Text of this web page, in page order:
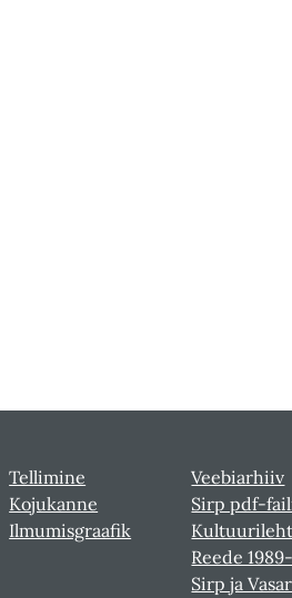
Tellimine
Kojukanne
Ilmumisgraafik
Veebiarhiiv
Sirp pdf-
Kultuurileht
Reede
Sirp ja